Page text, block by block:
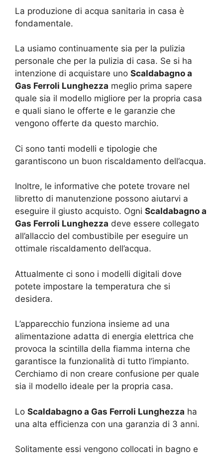
La produzione di acqua sanitaria in casa è
fondamentale.
La usiamo continuamente sia per la pulizia
personale che per la pulizia di casa. Se si ha
intenzione di acquistare uno Scaldabagno a
Gas Ferroli Lunghezza meglio prima sapere
quale sia il modello migliore per la propria casa
e quali siano le offerte e le garanzie che
vengono offerte da questo marchio.
Ci sono tanti modelli e tipologie che
garantiscono un buon riscaldamento dell’acqua.
Inoltre, le informative che potete trovare nel
libretto di manutenzione possono aiutarvi a
eseguire il giusto acquisto. Ogni Scaldabagno a
Gas Ferroli Lunghezza deve essere collegato
all’allaccio del combustibile per eseguire un
ottimale riscaldamento dell’acqua.
Attualmente ci sono i modelli digitali dove
potete impostare la temperatura che si
desidera.
L’apparecchio funziona insieme ad una
alimentazione adatta di energia elettrica che
provoca la scintilla della fiamma interna che
garantisce la funzionalità di tutto l’impianto.
Cerchiamo di non creare confusione per quale
sia il modello ideale per la propria casa.
Lo Scaldabagno a Gas Ferroli Lunghezza ha
una alta efficienza con una garanzia di 3 anni.
Solitamente essi vengono collocati in bagno e